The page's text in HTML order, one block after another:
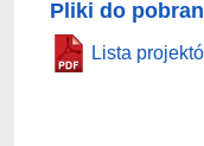
Pliki do
Lista